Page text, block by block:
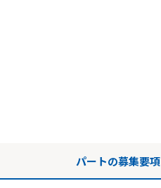
パートの募集要項